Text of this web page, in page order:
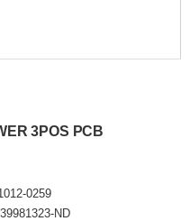
3POS PCB
0259
ND